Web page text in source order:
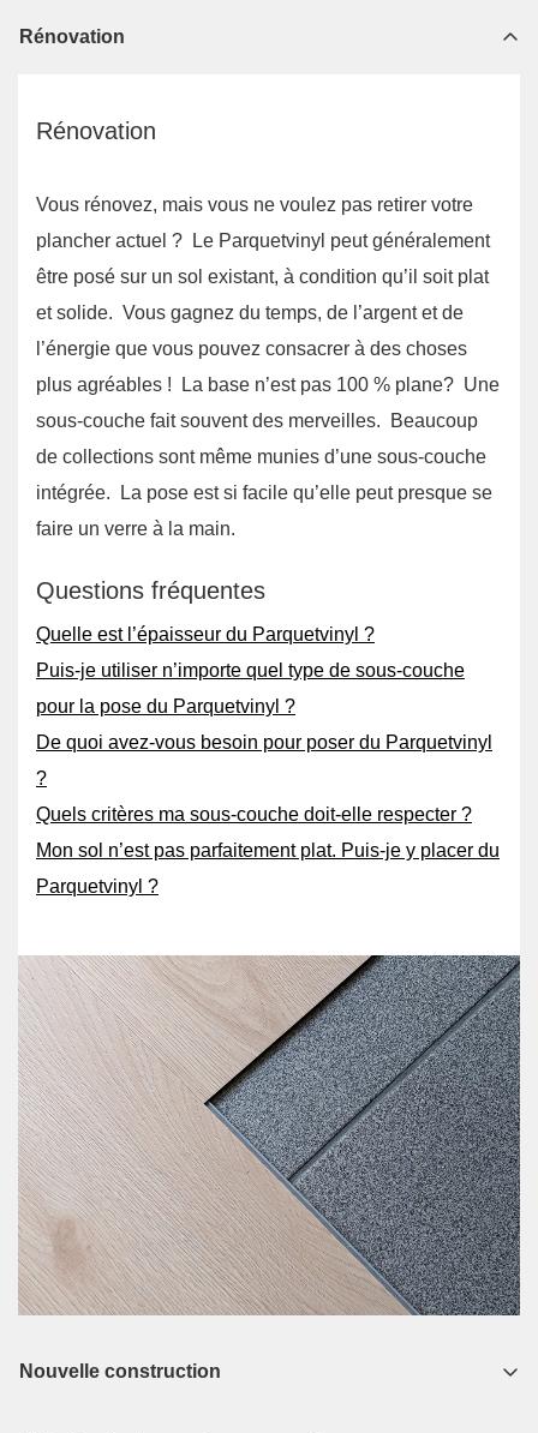
Rénovation
Rénovation
Vous rénovez, mais vous ne voulez pas retirer votre
plancher actuel ? Le Parquetvinyl peut généralement
être posé sur un sol existant, à condition qu’il soit plat
et solide. Vous gagnez du temps, de l’argent et de
l’énergie que vous pouvez consacrer à des choses
plus agréables ! La base n’est pas 100 % plane? Une
sous-couche fait souvent des merveilles. Beaucoup
de collections sont même munies d’une sous-couche
intégrée. La pose est si facile qu’elle peut presque se
faire un verre à la main.
Questions fréquentes
Quelle est l’épaisseur du Parquetvinyl ?
Puis-je utiliser n’importe quel type de sous-couche
pour la pose du Parquetvinyl ?
De quoi avez-vous besoin pour poser du Parquetvinyl
?
Quels critères ma sous-couche doit-elle respecter ?
Mon sol n’est pas parfaitement plat. Puis-je y placer du
Parquetvinyl ?
Nouvelle construction